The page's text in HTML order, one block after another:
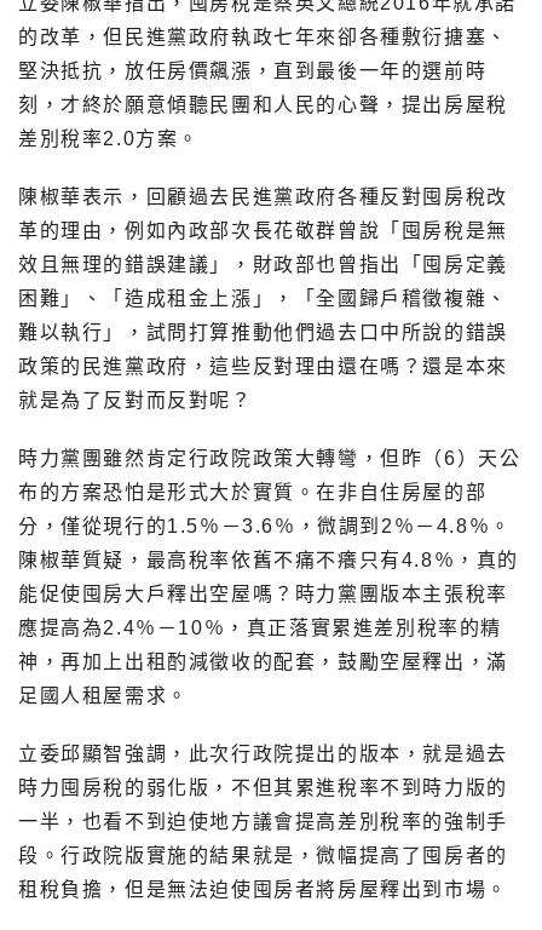
的改革，但民進黨政府執政七年來卻各種敷衍搪塞、
堅決抵抗，放任房價飆漲，直到最後一年的選前時
刻，才終於願意傾聽民團和人民的心聲，提出房屋稅
差別稅率2.0方案。
陳椒華表示，回顧過去民進黨政府各種反對囤房稅改
革的理由，例如內政部次長花敬群曾說「囤房稅是無
效且無理的錯誤建議」，財政部也曾指出「囤房定義
困難」、「造成租金上漲」，「全國歸戶稽徵複雜、
難以執行」，試問打算推動他們過去口中所說的錯誤
政策的民進黨政府，這些反對理由還在嗎？還是本來
就是為了反對而反對呢？
時力黨團雖然肯定行政院政策大轉彎，但昨（6）天公
布的方案恐怕是形式大於實質。在非自住房屋的部
分，僅從現行的1.5％－3.6％，微調到2％－4.8％。
陳椒華質疑，最高稅率依舊不痛不癢只有4.8％，真的
能促使囤房大戶釋出空屋嗎？時力黨團版本主張稅率
應提高為2.4％－10％，真正落實累進差別稅率的精
神，再加上出租酌減徵收的配套，鼓勵空屋釋出，滿
足國人租屋需求。
立委邱顯智強調，此次行政院提出的版本，就是過去
時力囤房稅的弱化版，不但其累進稅率不到時力版的
一半，也看不到迫使地方議會提高差別稅率的強制手
段。行政院版實施的結果就是，微幅提高了囤房者的
租稅負擔，但是無法迫使囤房者將房屋釋出到市場。